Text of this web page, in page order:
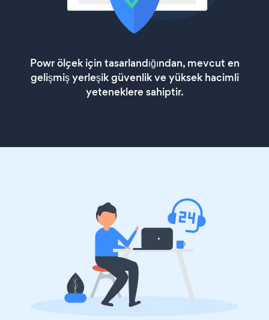
Powr ölçek için tasarlandığından, mevcut en
gelişmiş yerleşik güvenlik ve yüksek hacimli
yeteneklere sahiptir.